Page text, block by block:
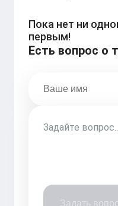
Пока нет ни
первым!
Есть вопрос о
Задать